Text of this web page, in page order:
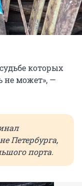
которых
не может», —
Петербурга,
порта.